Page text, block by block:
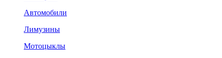
Автомобили
Лимузины
Мотоцыклы